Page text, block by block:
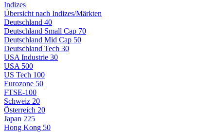
Indizes
Übersicht nach Indizes/Märkten
Deutschland 40
Deutschland Small Cap 70
Deutschland Mid Cap 50
Deutschland Tech 30
USA Industrie 30
USA 500
US Tech 100
Eurozone 50
FTSE-100
Schweiz 20
Österreich 20
Japan 225
Hong Kong 50